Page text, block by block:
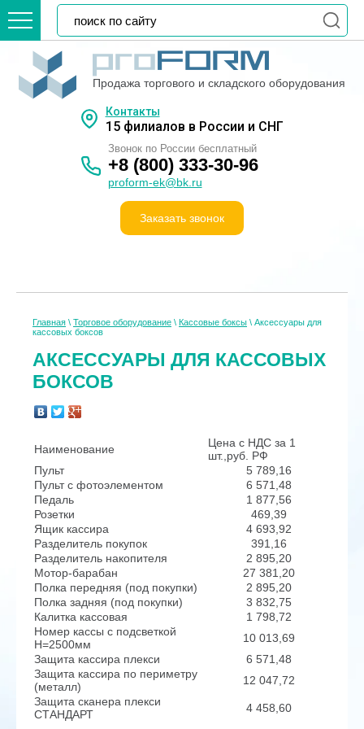
Продажа торгового и складского оборудования
Контакты
15 филиалов в России и СНГ
Звонок по России бесплатный
+8 (800) 333-30-96
proform-ek@bk.ru
Заказать звонок
Главная \ Торговое оборудование \ Кассовые боксы \ Аксессуары для
кассовых боксов
АКСЕССУАРЫ ДЛЯ КАССОВЫХ
БОКСОВ
Наименование
Цена с НДС за 1
шт.,руб. РФ
Пульт
5 789,16
Пульт с фотоэлементом
6 571,48
Педаль
1 877,56
Розетки
469,39
Ящик кассира
4 693,92
Разделитель покупок
391,16
Разделитель накопителя
2 895,20
Мотор-барабан
27 381,20
Полка передняя (под покупки)
2 895,20
Полка задняя (под покупки)
3 832,75
Калитка кассовая
1 798,72
Номер кассы с подсветкой
Н=2500мм
10 013,69
Защита кассира плекси
6 571,48
Защита кассира по периметру
(металл)
12 047,72
Защита сканера плекси
СТАНДАРТ
4 458,60